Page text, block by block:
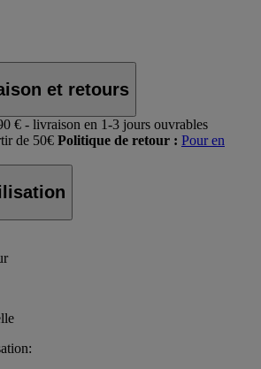
et retours
€ - livraison en 1-3 jours ouvrables
de 50€ Politique de retour : Pour en